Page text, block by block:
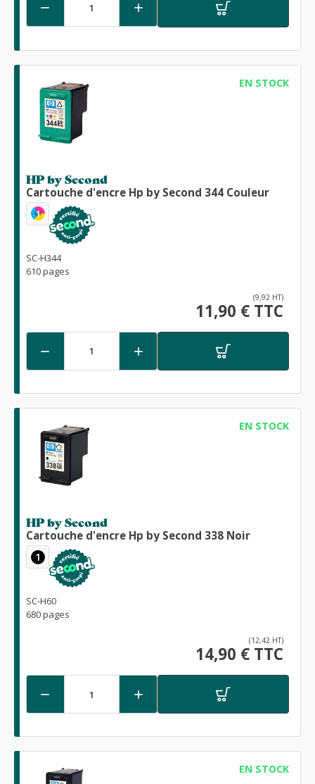
 
EN STOCK
HP by Second
Cartouche d'encre Hp by Second 344 Couleur
1
SC-H344
610 pages
(9,92 HT)
11,90 € TTC
 
EN STOCK
HP by Second
Cartouche d'encre Hp by Second 338 Noir
1
SC-H60
680 pages
(12,42 HT)
14,90 € TTC
 
EN STOCK